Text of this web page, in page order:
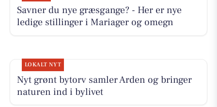
Savner du nye græsgange? - Her er nye
ledige stillinger i Mariager og omegn
LOKALT NYT
Nyt grønt bytorv samler Arden og bringer
naturen ind i bylivet